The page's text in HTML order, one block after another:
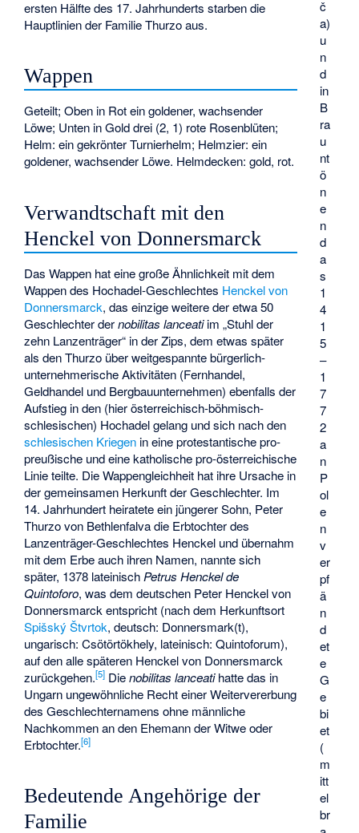
č
a)
u
n
d
in
B
ra
u
nt
ö
n
e
n
d
a
s
1
4
1
5
–
1
7
7
2
a
n
P
ol
e
n
v
er
pf
ä
n
d
et
e
G
e
bi
et
(
m
itt
el
br
ersten Hälfte des 17. Jahrhunderts starben die
Hauptlinien der Familie Thurzo aus.
Wappen
Geteilt; Oben in Rot ein goldener, wachsender
Löwe; Unten in Gold drei (2, 1) rote Rosenblüten;
Helm: ein gekrönter Turnierhelm; Helmzier: ein
goldener, wachsender Löwe. Helmdecken: gold, rot.
Verwandtschaft mit den
Henckel von Donnersmarck
Das Wappen hat eine große Ähnlichkeit mit dem
Wappen des Hochadel-Geschlechtes Henckel von
Donnersmarck, das einzige weitere der etwa 50
Geschlechter dernobilitas lanceatiim „Stuhl der
zehn Lanzenträger“ in der Zips, dem etwas später
als den Thurzo über weitgespannte bürgerlich-
unternehmerische Aktivitäten (Fernhandel,
Geldhandel und Bergbauunternehmen) ebenfalls der
Aufstieg in den (hier österreichisch-böhmisch-
schlesischen) Hochadel gelang und sich nach den
schlesischen Kriegen in eine protestantische pro-
preußische und eine katholische pro-österreichische
Linie teilte. Die Wappengleichheit hat ihre Ursache in
der gemeinsamen Herkunft der Geschlechter. Im
14. Jahrhundert heiratete ein jüngerer Sohn, Peter
Thurzo von Bethlenfalva die Erbtochter des
Lanzenträger-Geschlechtes Henckel und übernahm
mit dem Erbe auch ihren Namen, nannte sich
später, 1378 lateinisch Petrus Henckel de
Quintoforo, was dem deutschen Peter Henckel von
Donnersmarck entspricht (nach dem Herkunftsort
Spišský Štvrtok, deutsch: Donnersmark(t),
ungarisch: Csötörtökhely, lateinisch: Quintoforum),
auf den alle späteren Henckel von Donnersmarck
zurückgehen.[5] Dienobilitas lanceatihatte das in
Ungarn ungewöhnliche Recht einer Weitervererbung
des Geschlechternamens ohne männliche
Nachkommen an den Ehemann der Witwe oder
Erbtochter.[6]
Bedeutende Angehörige der
Familie